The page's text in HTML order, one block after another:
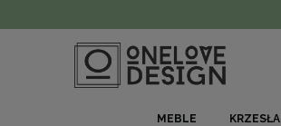
MEBLE KRZESŁA